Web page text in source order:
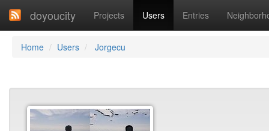
doyoucity Projects Users Entries
Home Users Jorgecu